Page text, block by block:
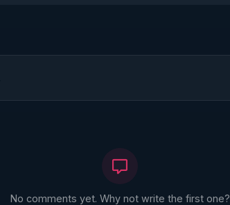
No comments yet. Why not write the first one?